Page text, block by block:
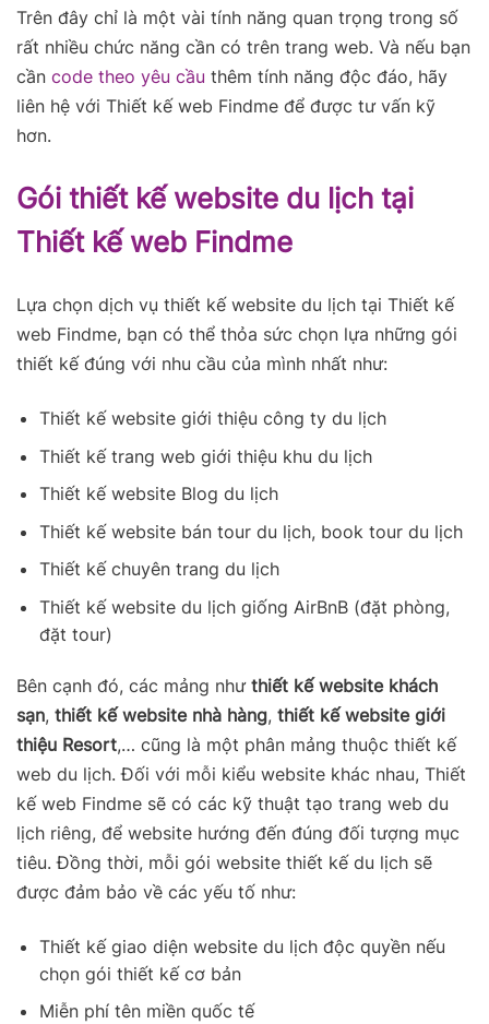
Trên đây chỉ là một vài tính năng quan trọng trong số
rất nhiều chức năng cần có trên trang web. Và nếu bạn
cần code theo yêu cầu thêm tính năng độc đáo, hãy
liên hệ với Thiết kế web Findme để được tư vấn kỹ
hơn.
Gói thiết kế website du lịch tại
Thiết kế web Findme
Lựa chọn dịch vụ thiết kế website du lịch tại Thiết kế
web Findme, bạn có thể thỏa sức chọn lựa những gói
thiết kế đúng với nhu cầu của mình nhất như:
Thiết kế website giới thiệu công ty du lịch
Thiết kế trang web giới thiệu khu du lịch
Thiết kế website Blog du lịch
Thiết kế website bán tour du lịch, book tour du lịch
Thiết kế chuyên trang du lịch
Thiết kế website du lịch giống AirBnB (đặt phòng,
đặt tour)
Bên cạnh đó, các mảng như thiết kế website khách
sạn, thiết kế website nhà hàng, thiết kế website giới
thiệu Resort,… cũng là một phân mảng thuộc thiết kế
web du lịch. Đối với mỗi kiểu website khác nhau, Thiết
kế web Findme sẽ có các kỹ thuật tạo trang web du
lịch riêng, để website hướng đến đúng đối tượng mục
tiêu. Đồng thời, mỗi gói website thiết kế du lịch sẽ
được đảm bảo về các yếu tố như:
Thiết kế giao diện website du lịch độc quyền nếu
chọn gói thiết kế cơ bản
Miễn phí tên miền quốc tế